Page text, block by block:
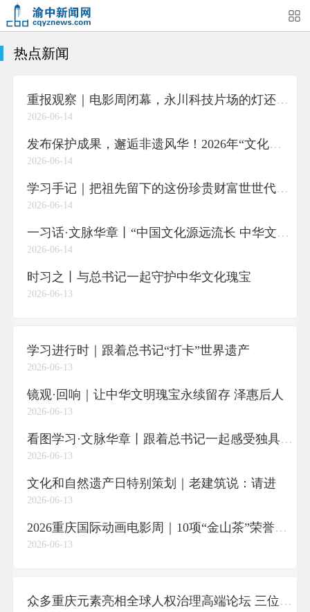
首页
渝中新闻 特别关注 部门动态 街道快讯
企业信息 吃在渝中 住在渝中 行在渝中
热点新闻
重报观察｜电影周闭幕，永川科技片场的灯还亮着
2026-06-14
发布保护成果，邂逅非遗风华！2026年“文化和自然遗产日”重庆主场活动举行
2026-06-14
学习手记｜把祖先留下的这份珍贵财富世世代代传下去
2026-06-14
一习话·文脉华章丨“中国文化源远流长 中华文明博大精深”
2026-06-14
时习之丨与总书记一起守护中华文化瑰宝
2026-06-13
学习进行时｜跟着总书记“打卡”世界遗产
2026-06-13
镜观·回响｜让中华文明瑰宝永续留存 泽惠后人
2026-06-13
看图学习·文脉华章丨跟着总书记一起感受独具民族特色的非遗魅力
2026-06-13
文化和自然遗产日特别策划｜老建筑说：请进
2026-06-13
2026重庆国际动画电影周｜10项“金山茶”荣誉揭晓，“重庆造”短片《火树银花》绽放光彩
2026-06-13
众多重庆元素亮相全球人权治理高端论坛 三位重庆嘉宾走上论坛分享见解